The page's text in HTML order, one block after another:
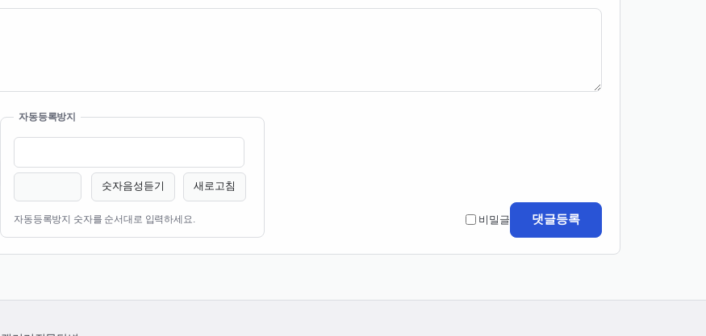
자동등록방지
숫자음성듣기 새로고침
자동등록방지 숫자를 순서대로 입력하세요. 비밀글 댓글등록